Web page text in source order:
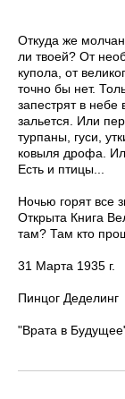
Откуда же
ли твоей? От
купола, от
точно бы нет.
запестрят в
зальется. Или
турпаны, гуси,
ковыля дрофа.
Есть и птицы...
Ночью горят все
Открыта Книга
там? Там кто
31 Марта 1935 г.
Пинцог Деделинг
"Врата в